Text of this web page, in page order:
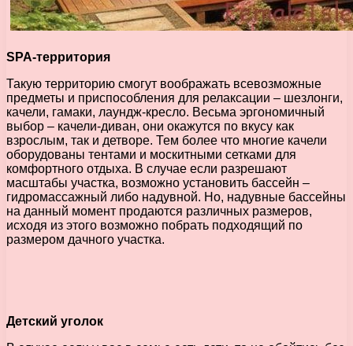
SPA-территория
Такую территорию смогут воображать всевозможные
предметы и приспособления для релаксации – шезлонги,
качели, гамаки, лаундж-кресло. Весьма эргономичный
выбор – качели-диван, они окажутся по вкусу как
взрослым, так и детворе. Тем более что многие качели
оборудованы тентами и москитными сетками для
комфортного отдыха. В случае если разрешают
масштабы участка, возможно установить бассейн –
гидромассажный либо надувной. Но, надувные бассейны
на данный момент продаются различных размеров,
исходя из этого возможно побрать подходящий по
размером дачного участка.
Детский уголок